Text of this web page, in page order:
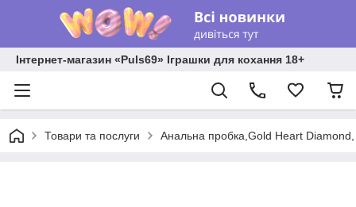
Інтернет-магазин «Puls69» Іграшки для кохання 18+
Товари та послуги Анальна пробка,Gold Heart